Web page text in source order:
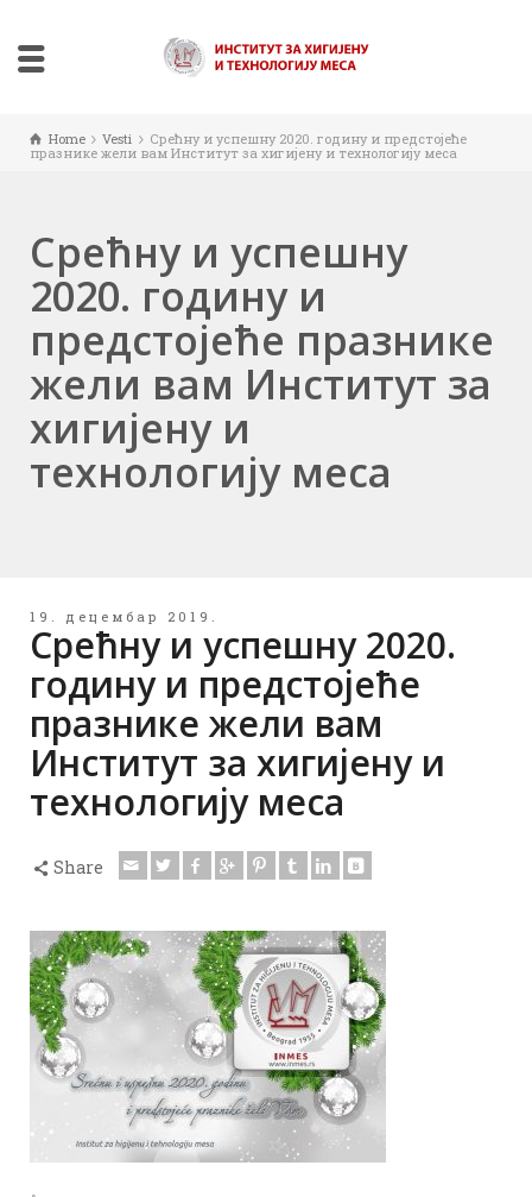
Home Vesti
Срећну и успешну 2020. годину и предстојеће
празнике жели вам Институт за хигијену и технологију меса
Срећну и успешну
2020. годину и
предстојеће празнике
жели вам Институт за
хигијену и
технологију меса
19. децембар 2019.
Срећну и успешну 2020.
годину и предстојеће
празнике жели вам
Институт за хигијену и
технологију меса
Share